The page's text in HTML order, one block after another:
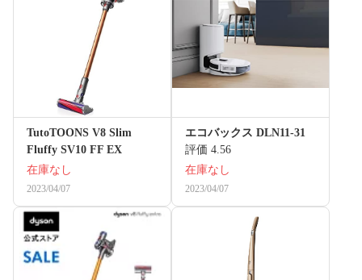
TutoTOONS V8 Slim
Fluffy SV10 FF EX
在庫なし
2023/04/07
エコバックス DLN11-31
評価 4.56
在庫なし
2023/04/07